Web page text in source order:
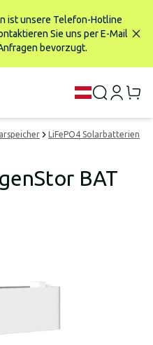
ist unsere Telefon-Hotline
Sie uns per E-Mail
bevorzugt.
LiFePO4 Solarbatterien
BAT